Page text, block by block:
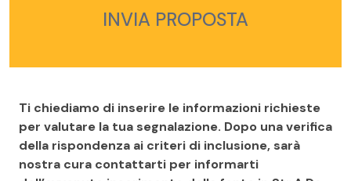
INVIA PROPOSTA
Ti chiediamo di inserire le informazioni richieste
per valutare la tua segnalazione. Dopo una verifica
della rispondenza ai criteri di inclusione, sarà
nostra cura contattarti per informarti